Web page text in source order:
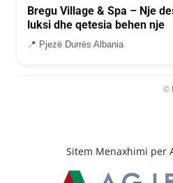
Bregu Village & Spa – Nje
luksi dhe qetesia behen nje
📍 Pjezë Durrës Albania
©
Sitem Menaxhimi per